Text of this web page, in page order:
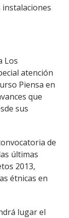
instalaciones
Los
atención
Piensa en
que
sus
de
últimas
2013,
étnicas en
lugar el